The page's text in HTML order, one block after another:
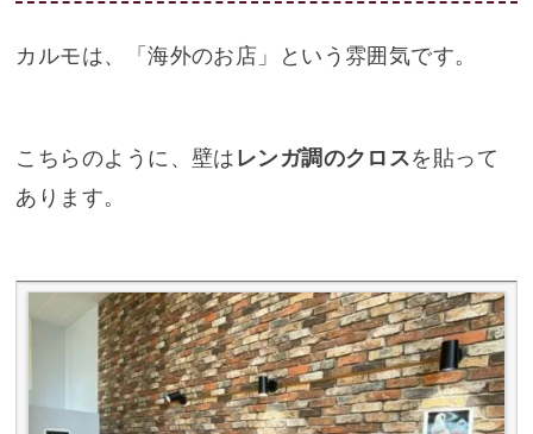
カルモは、「海外のお店」という雰囲気です。
こちらのように、壁は レンガ調のクロス を貼って
あります。